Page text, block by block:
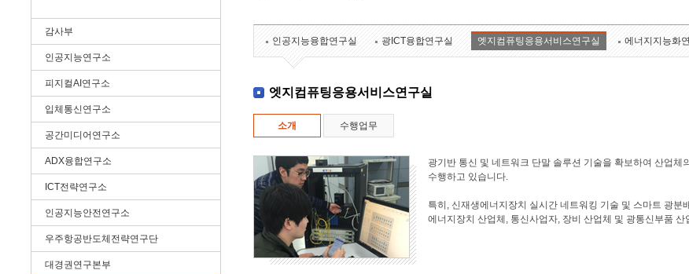
감사부
인공지능연구소
피지컬AI연구소
입체통신연구소
공간미디어연구소
ADX융합연구소
ICT전략연구소
인공지능안전연구소
우주항공반도체전략연구단
대경권연구본부
인공지능융합연구실 광ICT융합연구실 엣지컴퓨팅응용서비스연구실 에너지지능화
엣지컴퓨팅응용서비스연구실
소개 수행업무
광기반 통신 및 네트워크 단말 솔루션 기술을 확보하여 산업
수행하고 있습니다.
특히, 신재생에너지장치 실시간 네트워킹 기술 및 스마트 광
에너지장치 산업체, 통신사업자, 장비 산업체 및 광통신부품